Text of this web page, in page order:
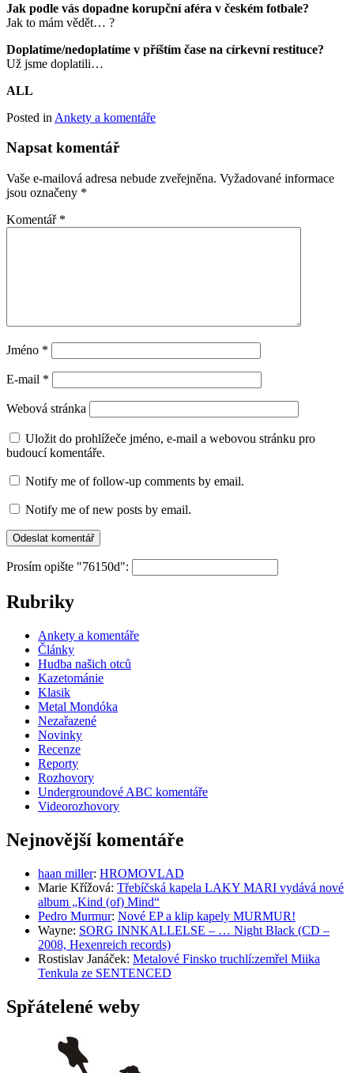
Jak podle vás dopadne korupční aféra v českém fotbale?
Jak to mám vědět… ?
Doplatíme/nedoplatíme v příštím čase na církevní restituce?
Už jsme doplatili…
ALL
Posted in Ankety a komentáře
Napsat komentář
Vaše e-mailová adresa nebude zveřejněna. Vyžadované informace
jsou označeny *
Komentář *
Jméno *
E-mail *
Webová stránka
Uložit do prohlížeče jméno, e-mail a webovou stránku pro
budoucí komentáře.
Notify me of follow-up comments by email.
Notify me of new posts by email.
Prosím opište "76150d":
Rubriky
Ankety a komentáře
Články
Hudba našich otců
Kazetománie
Klasik
Metal Mondóka
Nezařazené
Novinky
Recenze
Reporty
Rozhovory
Undergroundové ABC komentáře
Videorozhovory
Nejnovější komentáře
haan miller: HROMOVLAD
Marie Křížová: Třebíčská kapela LAKY MARI vydává nové
album „Kind (of) Mind“
Pedro Murmur: Nové EP a klip kapely MURMUR!
Wayne: SORG INNKALLELSE – … Night Black (CD –
2008, Hexenreich records)
Rostislav Janáček: Metalové Finsko truchlí:zemřel Miika
Tenkula ze SENTENCED
Spřátelené weby